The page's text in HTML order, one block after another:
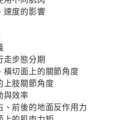
速度的影響
走步態分期
橫切面上的關節角度
上肢關節角度
與效率
、前後的地面反作用力